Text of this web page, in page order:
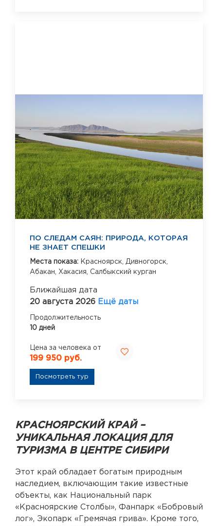
ПО СЛЕДАМ САЯН: ПРИРОДА, КОТОРАЯ
НЕ ЗНАЕТ СПЕШКИ
Места показа: Красноярск, Дивногорск,
Абакан, Хакасия, Салбыкский курган
Ближайшая дата
20 августа 2026 Ещё даты
Продолжительность
10 дней
Цена за человека от
199 950 руб.
Посмотреть тур
КРАСНОЯРСКИЙ КРАЙ –
УНИКАЛЬНАЯ ЛОКАЦИЯ ДЛЯ
ТУРИЗМА В ЦЕНТРЕ СИБИРИ
Этот край обладает богатым природным
наследием, включающим такие известные
объекты, как Национальный парк
«Красноярские Столбы», Фанпарк «Бобровый
лог», Экопарк «Гремячая грива». Кроме того,